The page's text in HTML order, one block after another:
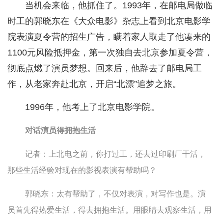
当机会来临，他抓住了。1993年，在邮电局做临
时工的郭晓东在《大众电影》杂志上看到北京电影学
院表演夏令营的招生广告，瞒着家人取走了他凑来的
1100元风险抵押金，第一次独自去北京参加夏令营，
彻底点燃了演员梦想。回来后，他辞去了邮电局工
作，从老家奔赴北京，开启“北漂”追梦之旅。
1996年，他考上了北京电影学院。
对话演员得拥抱生活
记者：上北电之前，你打过工，还去过印刷厂干活，
那些生活经验对现在的影视表演有帮助吗？
郭晓东： 太有帮助了，不仅对表演，对写作也是。演
员首先得热爱生活，得去拥抱生活。用眼睛去观察生活，用